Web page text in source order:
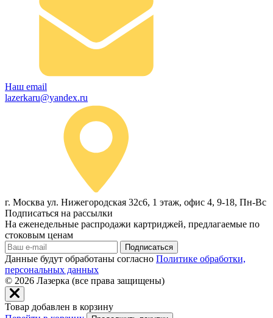
Наш email
lazerkaru@yandex.ru
г. Москва ул. Нижегородская 32с6, 1 этаж, офис 4, 9-18, Пн-Вс
Подписаться на рассылки
На еженедельные распродажи картриджей, предлагаемые по
стоковым ценам
Подписаться
Данные будут обработаны согласно Политике обработки,
персональных данных
© 2026 Лазерка (все права защищены)
Товар добавлен в корзину